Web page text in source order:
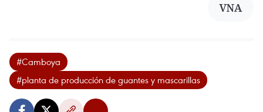
VNA
#Camboya
#planta de producción de guantes y mascarillas